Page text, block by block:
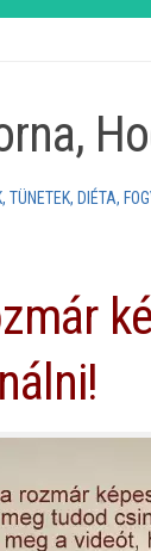
TÜNETEK, DIÉTA,